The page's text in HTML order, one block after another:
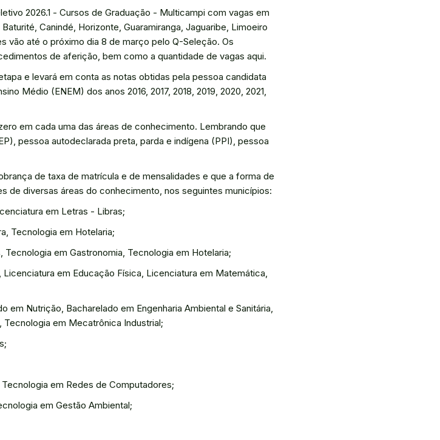
2026.1 - Cursos de Graduação - Multicampi com vagas em
Canindé, Horizonte, Guaramiranga, Jaguaribe, Limoeiro
vão até o próximo dia 8 de março pelo Q-Seleção. Os
de aferição, bem como a quantidade de vagas aqui.
e levará em conta as notas obtidas pela pessoa candidata
Médio (ENEM) dos anos 2016, 2017, 2018, 2019, 2020, 2021,
em cada uma das áreas de conhecimento. Lembrando que
pessoa autodeclarada preta, parda e indígena (PPI), pessoa
de taxa de matrícula e de mensalidades e que a forma de
de diversas áreas do conhecimento, nos seguintes municípios:
em Letras - Libras;
Tecnologia em Hotelaria;
em Gastronomia, Tecnologia em Hotelaria;
em Educação Física, Licenciatura em Matemática,
em Nutrição, Bacharelado em Engenharia Ambiental e Sanitária,
em Mecatrônica Industrial;
em Redes de Computadores;
em Gestão Ambiental;